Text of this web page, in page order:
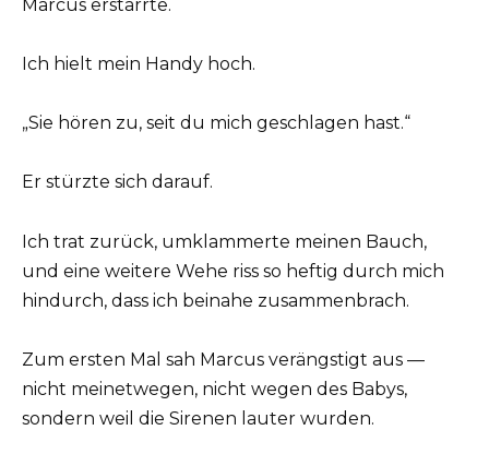
Marcus erstarrte.
Ich hielt mein Handy hoch.
„Sie hören zu, seit du mich geschlagen hast.“
Er stürzte sich darauf.
Ich trat zurück, umklammerte meinen Bauch,
und eine weitere Wehe riss so heftig durch mich
hindurch, dass ich beinahe zusammenbrach.
Zum ersten Mal sah Marcus verängstigt aus —
nicht meinetwegen, nicht wegen des Babys,
sondern weil die Sirenen lauter wurden.